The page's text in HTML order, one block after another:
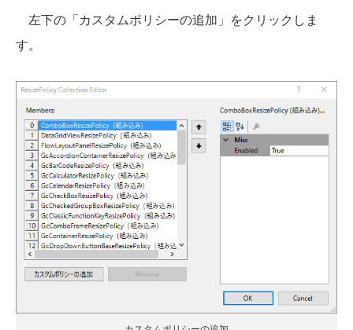
左下の「カスタムポリシーの追加」をクリックしま
す。